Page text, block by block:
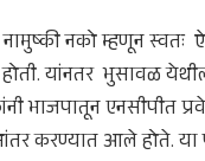
नको म्हणून स्वतः
यांनतर भुसावळ
भाजपातून एनसीपीत
करण्यात आले होते.